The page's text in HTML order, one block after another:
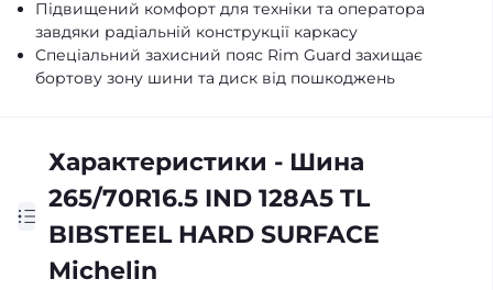
Підвищений комфорт для техніки та оператора
завдяки радіальній конструкції каркасу
Спеціальний захисний пояс Rim Guard захищає
бортову зону шини та диск від пошкоджень
Характеристики - Шина
265/70R16.5 IND 128А5 TL
BIBSTEEL HARD SURFACE
Michelin